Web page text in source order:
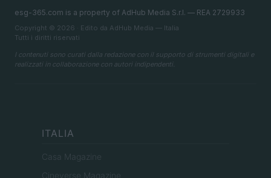
esg-365.com is a property of AdHub Media S.r.l. — REA 2729933
Copyright © 2026 · Edito da AdHub Media — Italia
Tutti i diritti riservati
I contenuti sono curati dalla redazione con il supporto di strumenti digitali e
realizzati in collaborazione con autori indipendenti.
ITALIA
Casa Magazine
Cineverse Magazine